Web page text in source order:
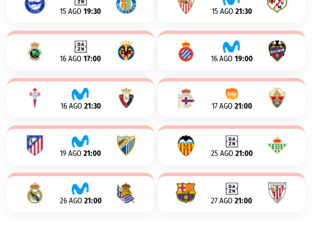
15 AGO 19:30 15 AGO 21:30
16 AGO 17:00 16 AGO 19:00
16 AGO 21:30 17 AGO 21:00
19 AGO 21:00 25 AGO 21:00
26 AGO 21:00 27 AGO 21:00